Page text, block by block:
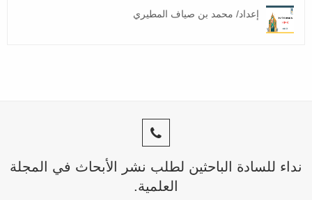
إعداد/ محمد بن صياف المطيري
نداء للسادة الباحثين لطلب نشر الأبحاث في المجلة
العلمية.